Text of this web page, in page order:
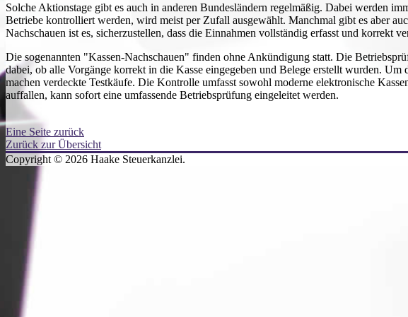
Solche Aktionstage gibt es auch in anderen Bundesländern regelmäßig. Dabei werden
Betriebe kontrolliert werden, wird meist per Zufall ausgewählt. Manchmal gibt es aber
Nachschauen ist es, sicherzustellen, dass die Einnahmen vollständig erfasst und korrekt
Die sogenannten "Kassen-Nachschauen" finden ohne Ankündigung statt. Die
dabei, ob alle Vorgänge korrekt in die Kasse eingegeben und Belege erstellt wurden.
machen verdeckte Testkäufe. Die Kontrolle umfasst sowohl moderne elektronische
auffallen, kann sofort eine umfassende Betriebsprüfung eingeleitet werden.
Eine Seite zurück
Zurück zur Übersicht
Copyright © 2026 Haake Steuerkanzlei.